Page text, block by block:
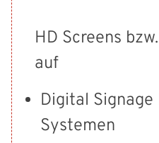
HD Screens
auf
Digital Signage
Systemen